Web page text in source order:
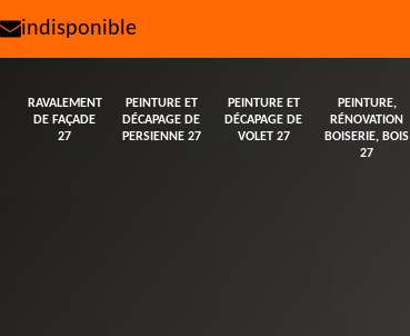
indisponible
RAVALEMENT
DE FAÇADE
27
PEINTURE ET
DÉCAPAGE DE
PERSIENNE 27
PEINTURE ET
DÉCAPAGE DE
VOLET 27
PEINTURE,
RÉNOVATION
BOISERIE, BOIS
27